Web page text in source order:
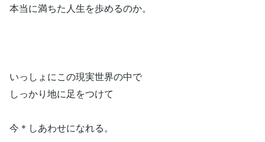
本当に満ちた人生を歩めるのか。
いっしょにこの現実世界の中で
しっかり地に足をつけて
今＊しあわせになれる。